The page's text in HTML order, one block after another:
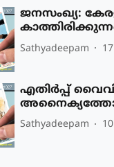
ജനസംഖ്യ:
Sathyadeepam
എതിർപ്പ്
Sathyadeepam